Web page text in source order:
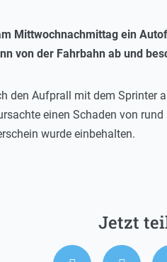
Mittwochnachmittag ein
von der Fahrbahn ab und
den Aufprall mit dem Sprinter
einen Schaden von
wurde einbehalten.